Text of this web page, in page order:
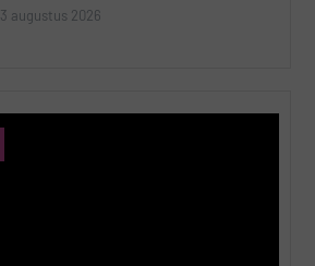
3 augustus 2026